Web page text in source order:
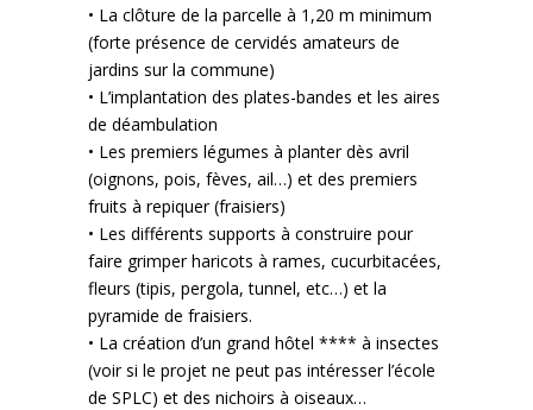
• La clôture de la parcelle à 1,20 m minimum
(forte présence de cervidés amateurs de
jardins sur la commune)
• L’implantation des plates-bandes et les aires
de déambulation
• Les premiers légumes à planter dès avril
(oignons, pois, fèves, ail…) et des premiers
fruits à repiquer (fraisiers)
• Les différents supports à construire pour
faire grimper haricots à rames, cucurbitacées,
fleurs (tipis, pergola, tunnel, etc…) et la
pyramide de fraisiers.
• La création d’un grand hôtel **** à insectes
(voir si le projet ne peut pas intéresser l’école
de SPLC) et des nichoirs à oiseaux…